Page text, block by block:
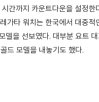
간까지 카운트다운을 설정
타 워치는 한국에서 대중
을 선보였다. 대부분 요트
드 모델을 내놓기도 했다.